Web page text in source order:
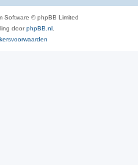
Software © phpBB Limited
doorphpBB.nl